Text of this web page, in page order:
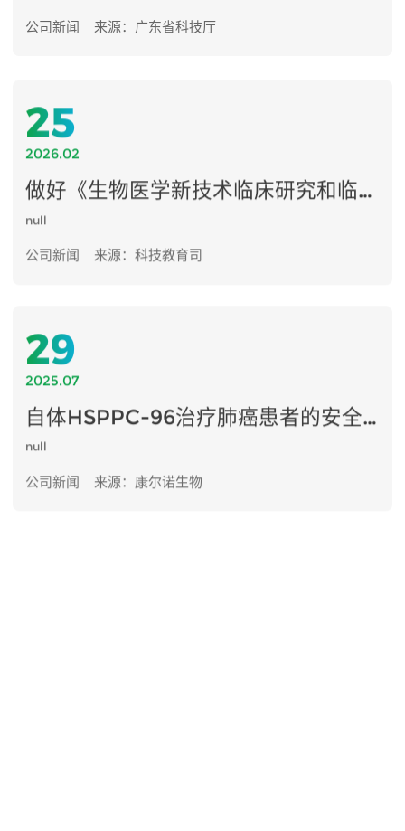
溯源，打造“资源共享、技术共研、生态共建”的产业创新共同体，助
公司新闻 来源：广东省科技厅
25
2026.02
做好《生物医学新技术临床研究和临床转化应用管理条例》贯彻落实，高质量满足人民群众健康需求...
null
公司新闻 来源：科技教育司
29
2025.07
自体HSPPC-96治疗肺癌患者的安全性和抗肿瘤活性的临床研究项目启动会
null
公司新闻 来源：康尔诺生物